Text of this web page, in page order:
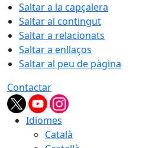
Saltar a la capçalera
Saltar al contingut
Saltar a relacionats
Saltar a enllaços
Saltar al peu de pàgina
Contactar
Idiomes
Català